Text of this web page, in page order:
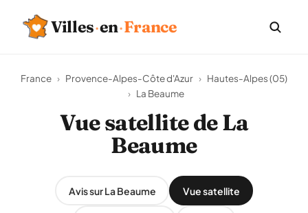
Villes·en·France
France › Provence-Alpes-Côte d'Azur › Hautes-Alpes (05)
› La Beaume
Vue satellite de La
Beaume
Avis sur La Beaume Vue satellite